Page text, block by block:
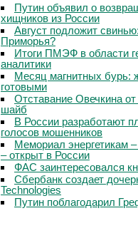
Путин объявил о
хищников из России
Август подложит
Приморья?
Итоги ПМЭФ в области
аналитики
Месяц магнитных бурь:
готовыми
Отставание Овечкина
шайб
В России разработают
голосов мошенников
Мемориал энергетикам
– открыт в России
ФАС заинтересовался
Сбербанк создает
Technologies
Путин поблагодарил